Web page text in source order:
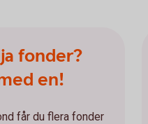
fonder?
en!
får du flera fonder